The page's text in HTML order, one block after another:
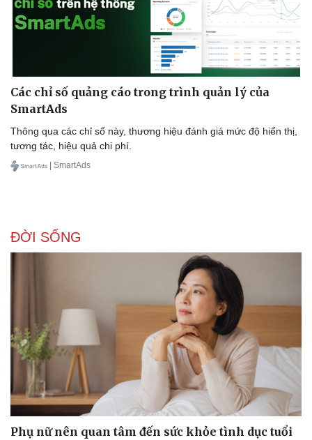
Sức khỏe
Dinh dưỡng - món ngon
Cây thuốc
Sản phụ khoa
Phòng mạch online
Đời sống
Các chỉ số quảng cáo trong trình quản lý của
SmartAds
Thông qua các chỉ số này, thương hiệu đánh giá mức độ hiển thị,
tương tác, hiệu quả chi phí.
| SmartAds
ĐỜI SỐNG
Phụ nữ nên quan tâm đến sức khỏe tình dục tuổi